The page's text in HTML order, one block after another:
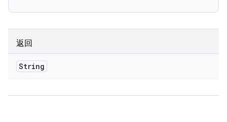
返回
String